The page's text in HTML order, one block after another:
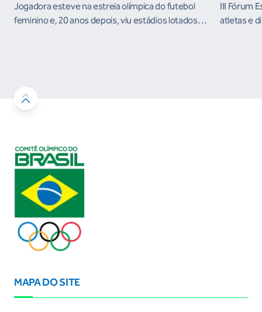
Jogadora esteve na estreia olímpica do futebol
feminino e, 20 anos depois, viu estádios lotados
III Fórum
atletas e
MAPA DO SITE